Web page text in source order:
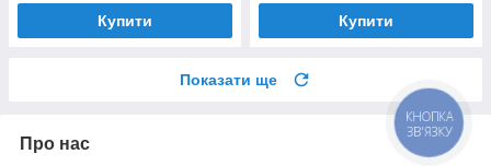
Купити Купити
Показати ще
Про нас
КНОПКА
ЗВ'ЯЗКУ